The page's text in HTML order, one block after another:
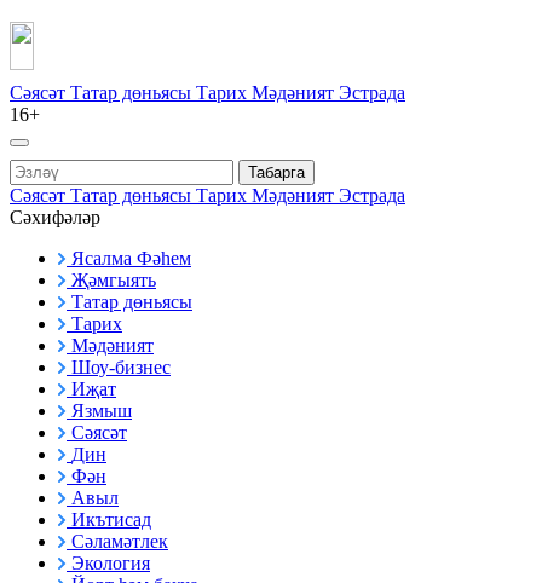
Сәясәт Татар дөньясы Тарих Мәдәният Эстрада
16+
Табарга
Сәясәт Татар дөньясы Тарих Мәдәният Эстрада
Сәхифәләр
Ясалма Фәһем
Җәмгыять
Татар дөньясы
Тарих
Мәдәният
Шоу-бизнес
Иҗат
Язмыш
Сәясәт
Дин
Фән
Авыл
Икътисад
Сәламәтлек
Экология